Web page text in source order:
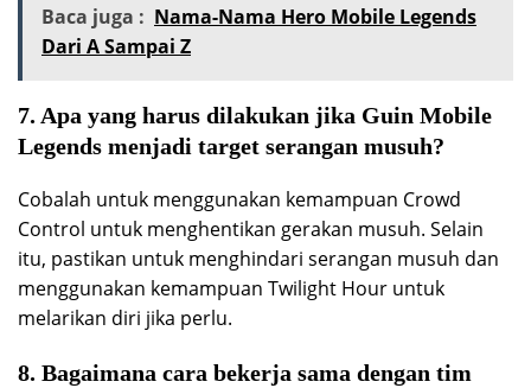
Baca juga : Nama-Nama Hero Mobile Legends
Dari A Sampai Z
7. Apa yang harus dilakukan jika Guin Mobile
Legends menjadi target serangan musuh?
Cobalah untuk menggunakan kemampuan Crowd
Control untuk menghentikan gerakan musuh. Selain
itu, pastikan untuk menghindari serangan musuh dan
menggunakan kemampuan Twilight Hour untuk
melarikan diri jika perlu.
8. Bagaimana cara bekerja sama dengan tim